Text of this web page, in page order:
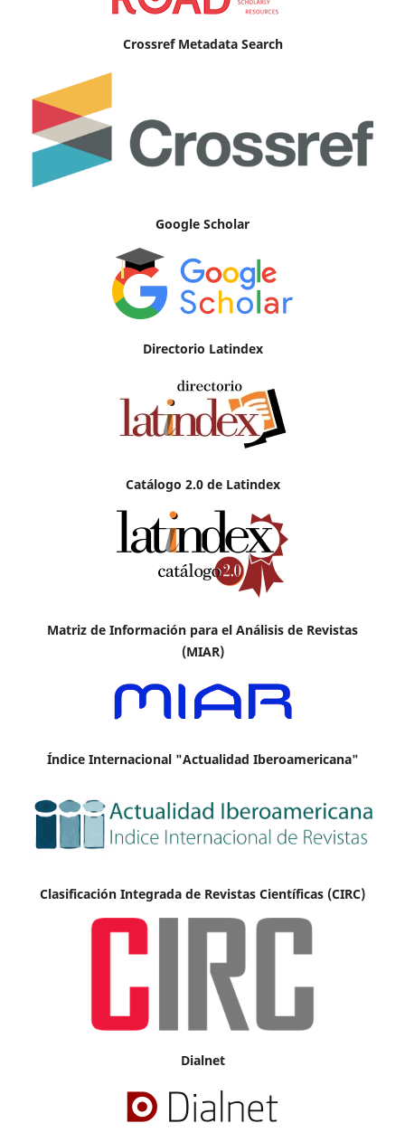
Crossref Metadata Search
Google Scholar
Directorio Latindex
Catálogo 2.0 de Latindex
Matriz de Información para el Análisis de Revistas
(MIAR)
Índice Internacional "Actualidad Iberoamericana"
Clasificación Integrada de Revistas Científicas (CIRC)
Dialnet